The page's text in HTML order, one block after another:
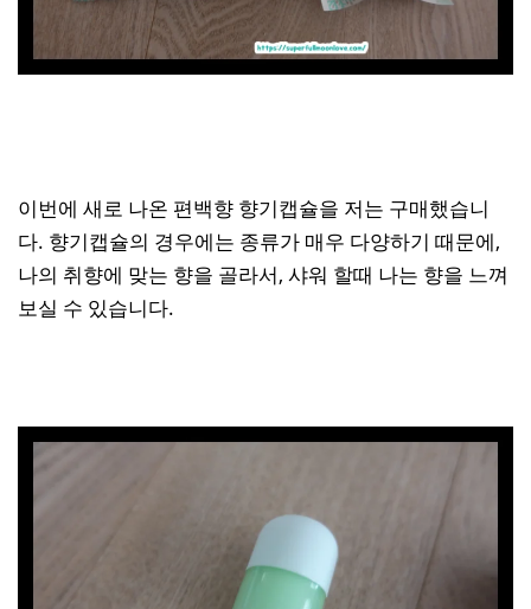
이번에 새로 나온 편백향 향기캡슐을 저는 구매했습니
다. 향기캡슐의 경우에는 종류가 매우 다양하기 때문에,
나의 취향에 맞는 향을 골라서, 샤워 할때 나는 향을 느껴
보실 수 있습니다.